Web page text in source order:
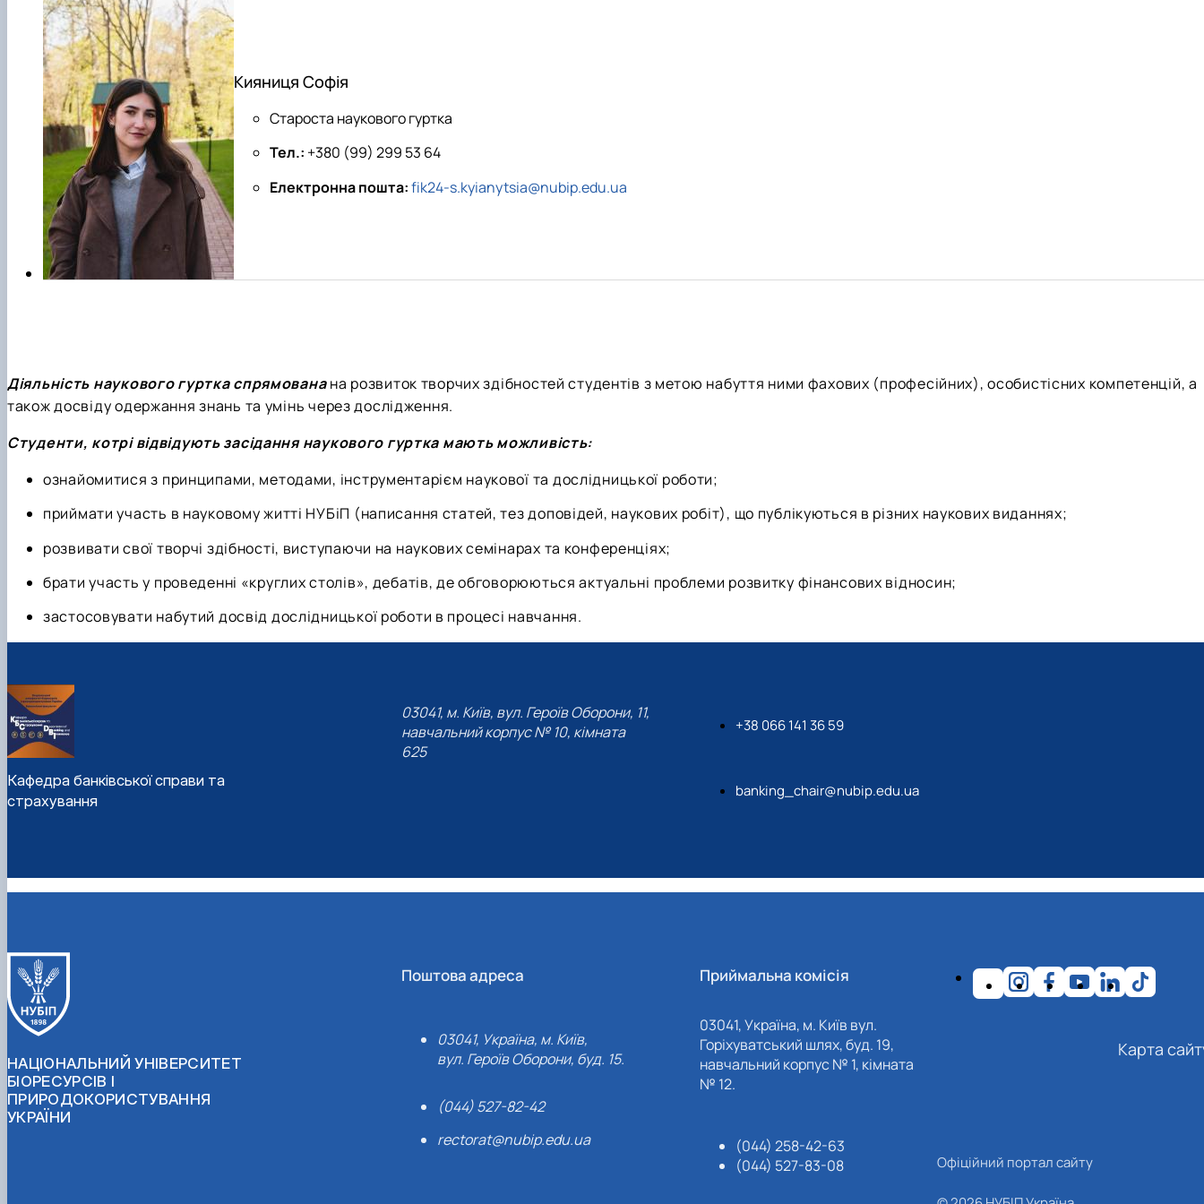
Кияниця Софія
Староста наукового гуртка
Тел.: +380 (99) 299 53 64
Електронна пошта:fik24-s.kyianytsia@nubip.edu.ua
Діяльність наукового гуртка спрямованана розвиток творчих здібностей студентів з метою набуття ними фахових (професійних), особистісних компетенцій, а
також досвіду одержання знань та умінь через дослідження.
Студенти, котрі відвідують засідання наукового гуртка мають можливість:
ознайомитися з принципами, методами, інструментарієм наукової та дослідницької роботи;
приймати участь в науковому житті НУБіП (написання статей, тез доповідей, наукових робіт), що публікуються в різних наукових виданнях;
розвивати свої творчі здібності, виступаючи на наукових семінарах та конференціях;
брати участь у проведенні «круглих столів», дебатів, де обговорюються актуальні проблеми розвитку фінансових відносин;
застосовувати набутий досвід дослідницької роботи в процесі навчання.
Кафедра банківської справи та
страхування
03041, м. Київ, вул. Героїв Оборони, 11,
навчальний корпус № 10, кімната
625
+38 066 141 36 59
banking_chair@nubip.edu.ua
НАЦІОНАЛЬНИЙ УНІВЕРСИТЕТ
БІОРЕСУРСІВ І
ПРИРОДОКОРИСТУВАННЯ
УКРАЇНИ
Поштова адреса
03041, Україна, м. Київ,
вул. Героїв Оборони, буд. 15.
(044) 527-82-42
rectorat@nubip.edu.ua
Приймальна комісія
03041, Україна, м. Київ вул.
Горіхуватський шлях, буд. 19,
навчальний корпус № 1, кімната
№ 12.
(044) 258-42-63
(044) 527-83-08
Карта
Офіційний портал сайту